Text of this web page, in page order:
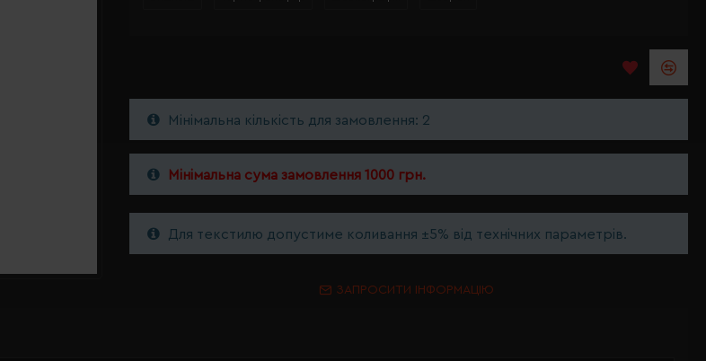
Мінімальна кількість для замовлення: 2
Мінімальна сума замовлення 1000 грн.
Для текстилю допустиме коливання ±5% від технічних параметрів.
ЗАПРОСИТИ ІНФОРМАЦІЮ